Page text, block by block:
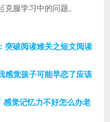
服学习中的问题。
突破阅读难关之短文阅读
感觉孩子可能早恋了应该
觉记忆力不好怎么办老